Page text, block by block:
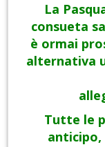
La
consueta
è ormai
alternativa
Tutte le
anticipo,